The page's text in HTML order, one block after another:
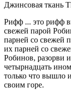
Джинсовая ткань
Рифф ... это рифф
свежей парой
парней со свежей
их парней со
Робинов, разорви
четырнадцать
только что вышло
своим горе.